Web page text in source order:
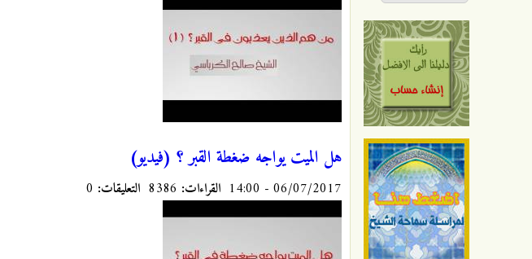
هل الميت يواجه ضغطة القبر ؟ (فيديو)
06/07/2017 - 14:00 القراءات: التعليقات: